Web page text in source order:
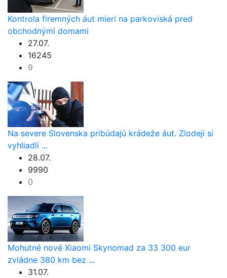
Kontrola firemných áut mieri na parkoviská pred
obchodnými domami
27.07.
16245
9
Na severe Slovenska pribúdajú krádeže áut. Zlodeji si
vyhliadli ...
28.07.
9990
0
Mohutné nové Xiaomi Skynomad za 33 300 eur
zvládne 380 km bez ...
31.07.